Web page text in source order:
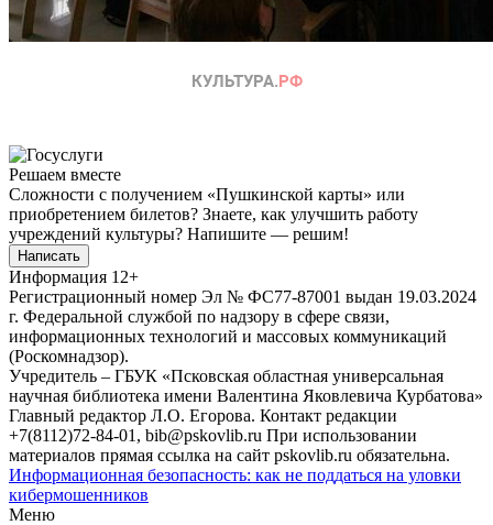
Решаем вместе
Сложности с получением «Пушкинской карты» или
приобретением билетов? Знаете, как улучшить работу
учреждений культуры? Напишите — решим!
Написать
Информация 12+
Регистрационный номер Эл № ФС77-87001 выдан 19.03.2024
г. Федеральной службой по надзору в сфере связи,
информационных технологий и массовых коммуникаций
(Роскомнадзор).
Учредитель – ГБУК «Псковская областная универсальная
научная библиотека имени Валентина Яковлевича Курбатова»
Главный редактор Л.О. Егорова. Контакт редакции
+7(8112)72-84-01, bib@pskovlib.ru При использовании
материалов прямая ссылка на сайт pskovlib.ru обязательна.
Информационная безопасность: как не поддаться на уловки
кибермошенников
Меню